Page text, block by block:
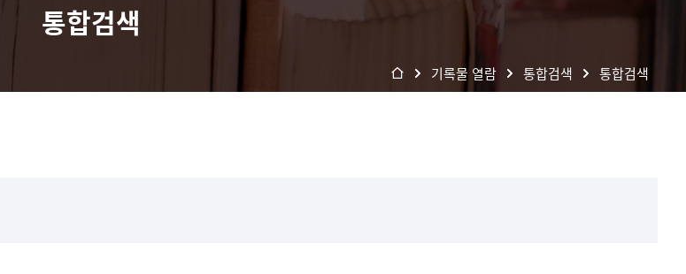
통합검색
기록물 열람 통합검색 통합검색